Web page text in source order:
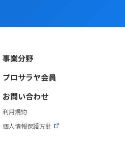
事業分野
プロサラヤ会員
お問い合わせ
利用規約
個人情報保護方針